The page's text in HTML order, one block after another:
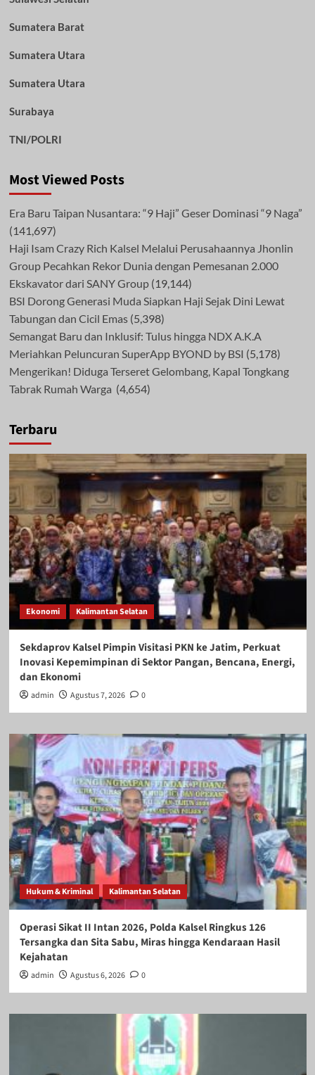
Sumatera Barat
Sumatera Utara
Sumatera Utara
Surabaya
TNI/POLRI
Most Viewed Posts
Era Baru Taipan Nusantara: “9 Haji” Geser Dominasi “9 Naga”
(141,697)
Haji Isam Crazy Rich Kalsel Melalui Perusahaannya Jhonlin
Group Pecahkan Rekor Dunia dengan Pemesanan 2.000
Ekskavator dari SANY Group (19,144)
BSI Dorong Generasi Muda Siapkan Haji Sejak Dini Lewat
Tabungan dan Cicil Emas (5,398)
Semangat Baru dan Inklusif: Tulus hingga NDX A.K.A
Meriahkan Peluncuran SuperApp BYOND by BSI (5,178)
Mengerikan! Diduga Terseret Gelombang, Kapal Tongkang
Tabrak Rumah Warga (4,654)
Terbaru
Ekonomi Kalimantan Selatan
Sekdaprov Kalsel Pimpin Visitasi PKN ke Jatim, Perkuat
Inovasi Kepemimpinan di Sektor Pangan, Bencana, Energi,
dan Ekonomi
admin Agustus 7, 2026 0
Hukum & Kriminal Kalimantan Selatan
Operasi Sikat II Intan 2026, Polda Kalsel Ringkus 126
Tersangka dan Sita Sabu, Miras hingga Kendaraan Hasil
Kejahatan
admin Agustus 6, 2026 0